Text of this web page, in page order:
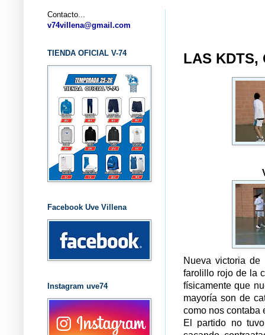
LAS KDTS,
Nueva victoria
farolillo rojo de la
físicamente que
mayoría son de
como nos contaba
El partido no
Contacto...
v74villena@gmail.com
TIENDA OFICIAL V-74
Facebook Uve Villena
Instagram uve74